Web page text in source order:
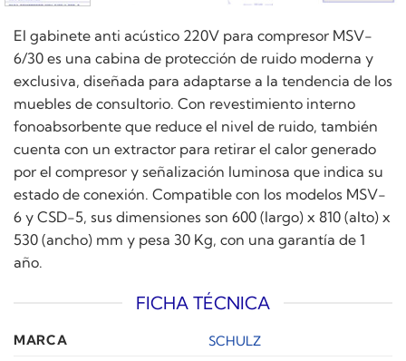
El gabinete anti acústico 220V para compresor MSV-
6/30 es una cabina de protección de ruido moderna y
exclusiva, diseñada para adaptarse a la tendencia de los
muebles de consultorio. Con revestimiento interno
fonoabsorbente que reduce el nivel de ruido, también
cuenta con un extractor para retirar el calor generado
por el compresor y señalización luminosa que indica su
estado de conexión. Compatible con los modelos MSV-
6 y CSD-5, sus dimensiones son 600 (largo) x 810 (alto) x
530 (ancho) mm y pesa 30 Kg, con una garantía de 1
año.
FICHA TÉCNICA
MARCA
SCHULZ